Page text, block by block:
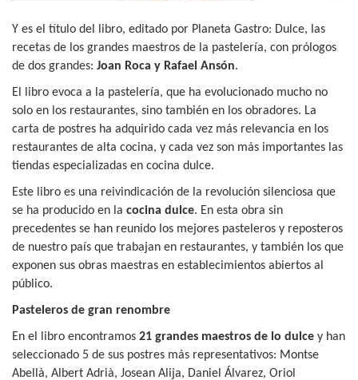
Y es el título del libro, editado por Planeta Gastro: Dulce, las
recetas de los grandes maestros de la pastelería, con prólogos
de dos grandes: Joan Roca y Rafael Ansón.
El libro evoca a la pastelería, que ha evolucionado mucho no
solo en los restaurantes, sino también en los obradores. La
carta de postres ha adquirido cada vez más relevancia en los
restaurantes de alta cocina, y cada vez son más importantes las
tiendas especializadas en cocina dulce.
Este libro es una reivindicación de la revolución silenciosa que
se ha producido en la cocina dulce. En esta obra sin
precedentes se han reunido los mejores pasteleros y reposteros
de nuestro país que trabajan en restaurantes, y también los que
exponen sus obras maestras en establecimientos abiertos al
público.
Pasteleros de gran renombre
En el libro encontramos 21 grandes maestros de lo dulce y han
seleccionado 5 de sus postres más representativos: Montse
Abellà, Albert Adrià, Josean Alija, Daniel Álvarez, Oriol